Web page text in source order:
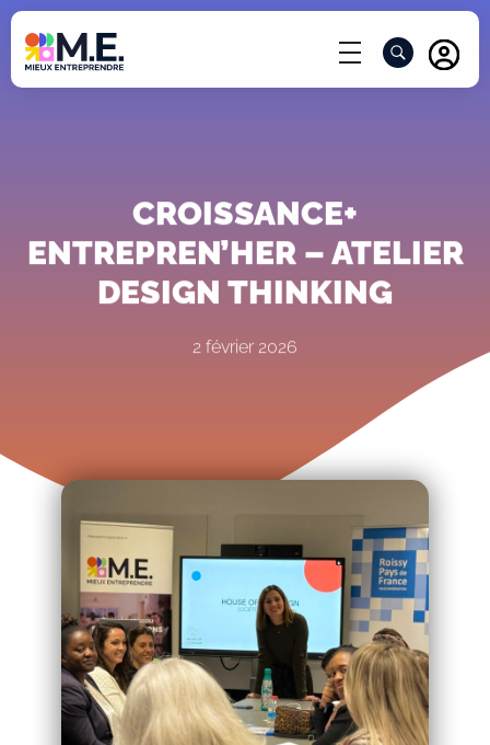
CROISSANCE+
ENTREPREN’HER – ATELIER
DESIGN THINKING
2 février 2026